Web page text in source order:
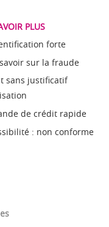
PLUS
forte
sur la fraude
sans justificatif
de crédit rapide
: non conforme